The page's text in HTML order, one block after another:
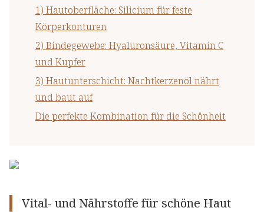
1) Hautoberfläche: Silicium für feste
Körperkonturen
2) Bindegewebe: Hyaluronsäure, Vitamin C
und Kupfer
3) Hautunterschicht: Nachtkerzenöl nährt
und baut auf
Die perfekte Kombination für die Schönheit
Vital- und Nährstoffe für schöne Haut